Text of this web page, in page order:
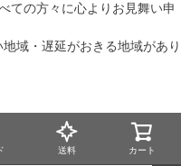
ての方々に心よりお見舞い申
域・遅延がおきる地域があり
送料 カート